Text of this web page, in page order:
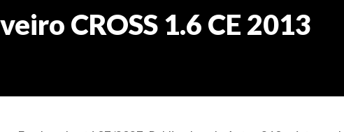
CROSS 1.6 CE 2013